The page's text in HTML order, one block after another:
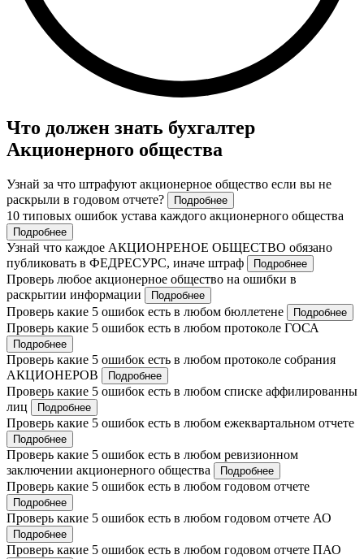
Что должен знать бухгалтер
Акционерного общества
Узнай за что штрафуют акционерное общество если вы не
раскрыли в годовом отчете?
Подробнее
10 типовых ошибок устава каждого акционерного общества
Подробнее
Узнай что каждое АКЦИОНРЕНОЕ ОБЩЕСТВО обязано
публиковать в ФЕДРЕСУРС, иначе штраф
Подробнее
Проверь любое акционерное общество на ошибки в
раскрытии информации
Подробнее
Проверь какие 5 ошибок есть в любом бюллетене Подробнее
Проверь какие 5 ошибок есть в любом протоколе ГОСА
Подробнее
Проверь какие 5 ошибок есть в любом протоколе собрания
АКЦИОНЕРОВ
Подробнее
Проверь какие 5 ошибок есть в любом списке аффилированны
лиц
Подробнее
Проверь какие 5 ошибок есть в любом ежеквартальном отчете
Подробнее
Проверь какие 5 ошибок есть в любом ревизионном
заключении акционерного общества
Подробнее
Проверь какие 5 ошибок есть в любом годовом отчете
Подробнее
Проверь какие 5 ошибок есть в любом годовом отчете АО
Подробнее
Проверь какие 5 ошибок есть в любом годовом отчете ПАО